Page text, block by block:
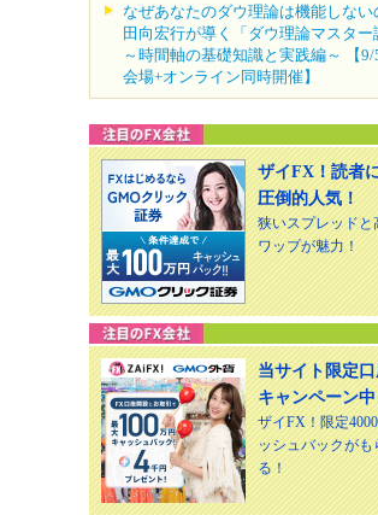
なぜあなたのダウ理論は機能しない
田向宏行が導く「ダウ理論マスター
～時間軸の基礎知識と実践編～ 【9/
会場+オンライン同時開催】
ザイFX！読者
圧倒的人気！
狭いスプレッドと
ワップが魅力！
当サイト限定
キャンペーン中
ザイFX！限定
ッシュバックがも
る！